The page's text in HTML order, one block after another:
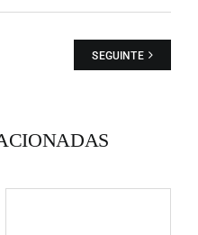
SEGUINTE